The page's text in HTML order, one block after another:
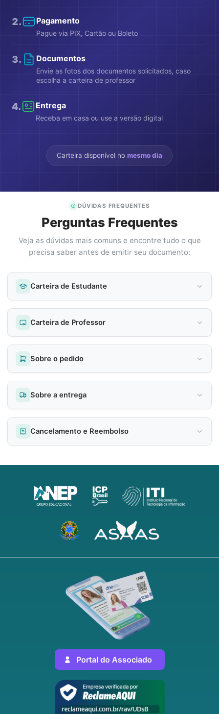
2. Pagamento
Pague via PIX, Cartão ou Boleto
3. Documentos
Envie as fotos dos documentos solicitados, caso
escolha a carteira de professor
4. Entrega
Receba em casa ou use a versão digital
Carteira disponível no mesmo dia
DÚVIDAS FREQUENTES
Perguntas Frequentes
Veja as dúvidas mais comuns e encontre tudo o que
precisa saber antes de emitir seu documento:
Carteira de Estudante
Carteira de Professor
Sobre o pedido
Sobre a entrega
Cancelamento e Reembolso
Portal do Associado